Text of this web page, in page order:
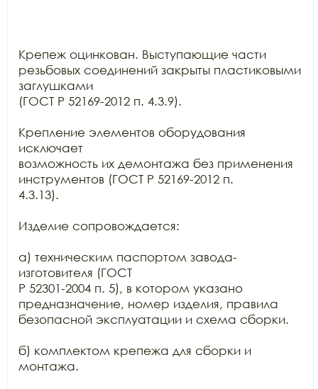
Крепеж оцинкован. Выступающие части
резьбовых соединений закрыты пластиковыми
заглушками
(ГОСТ Р 52169-2012 п. 4.3.9).
Крепление элементов оборудования
исключает
возможность их демонтажа без применения
инструментов (ГОСТ Р 52169-2012 п.
4.3.13).
Изделие сопровождается:
а) техническим паспортом завода-
изготовителя (ГОСТ
Р 52301-2004 п. 5), в котором указано
предназначение, номер изделия, правила
безопасной эксплуатации и схема сборки.
б) комплектом крепежа для сборки и
монтажа.